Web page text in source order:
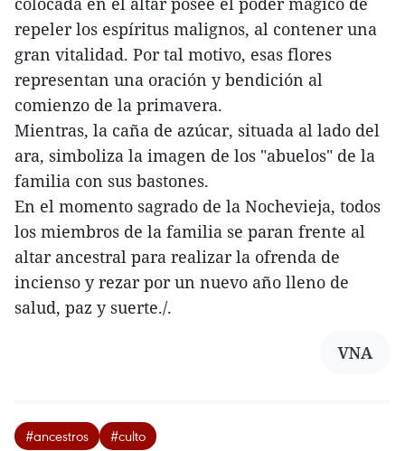
repeler los espíritus malignos, al contener una
gran vitalidad. Por tal motivo, esas flores
representan una oración y bendición al
comienzo de la primavera.
Mientras, la caña de azúcar, situada al lado del
ara, simboliza la imagen de los "abuelos" de la
familia con sus bastones.
En el momento sagrado de la Nochevieja, todos
los miembros de la familia se paran frente al
altar ancestral para realizar la ofrenda de
incienso y rezar por un nuevo año lleno de
salud, paz y suerte./.
VNA
#ancestros #culto